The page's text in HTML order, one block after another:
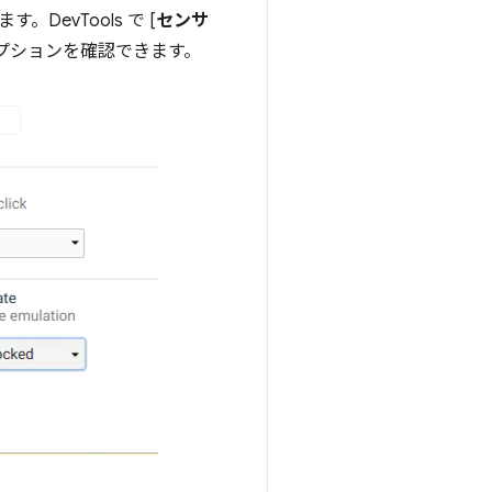
す。DevTools で [センサ
ョンを確認できます。